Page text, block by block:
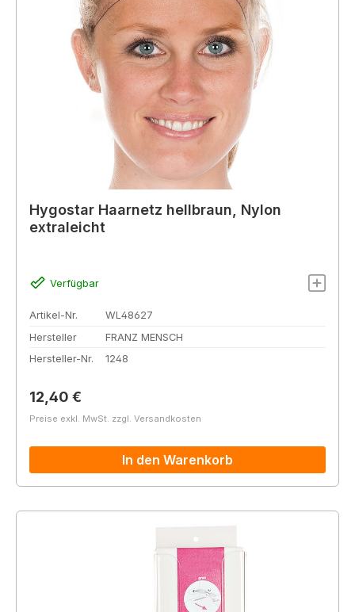
Hygostar Haarnetz hellbraun, Nylon
extraleicht
Verfügbar
Artikel-Nr.
WL48627
Hersteller
FRANZ MENSCH
Hersteller-Nr.
1248
Regulärer Preis:
12,40 €
Preise exkl. MwSt. zzgl. Versandkosten
In den Warenkorb